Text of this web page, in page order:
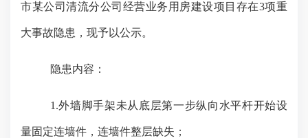
市某公司清流分公司经营业务用房建设项目存在3项重
大事故隐患，现予以公示。
隐患内容：
1.外墙脚手架未从底层第一步纵向水平杆开始设
量固定连墙件，连墙件整层缺失；